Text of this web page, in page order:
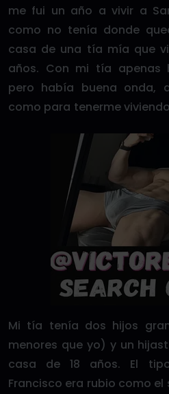
me fui un año a vivir a
como no tenía donde
casa de una tía mía que
años. Con mi tía apenas
pero había buena onda,
como para tenerme
Mi tía tenía dos hijos
menores que yo) y un
casa de 18 años. El
Francisco era rubio como